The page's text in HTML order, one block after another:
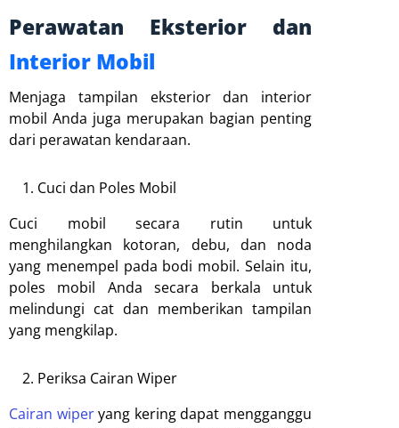
Perawatan Eksterior dan
Interior Mobil
Menjaga tampilan eksterior dan interior
mobil Anda juga merupakan bagian penting
dari perawatan kendaraan.
Cuci dan Poles Mobil
Cuci mobil secara rutin untuk
menghilangkan kotoran, debu, dan noda
yang menempel pada bodi mobil. Selain itu,
poles mobil Anda secara berkala untuk
melindungi cat dan memberikan tampilan
yang mengkilap.
Periksa Cairan Wiper
Cairan wiperyang kering dapat mengganggu